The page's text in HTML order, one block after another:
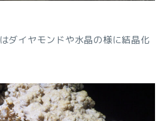
ダイヤモンドや水晶の様に結晶化